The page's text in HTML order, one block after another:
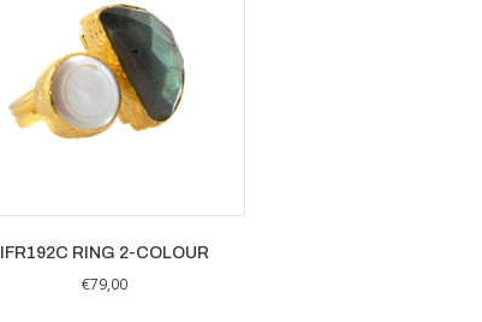
IFR192C RING 2-COLOUR
€79,00